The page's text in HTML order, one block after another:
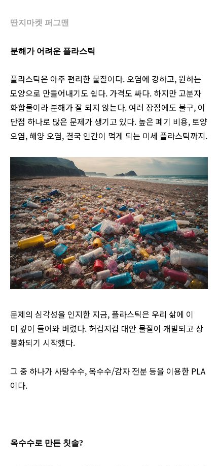
딴지마켓 퍼그맨
분해가 어려운 플라스틱
플라스틱은 아주 편리한 물질이다. 오염에 강하고, 원하는
모양으로 만들어내기도 쉽다. 가격도 싸다. 하지만 고분자
화합물이라 분해가 잘 되지 않는다. 여러 장점에도 불구, 이
단점 하나로 많은 문제가 생기고 있다. 높은 폐기 비용, 토양
오염, 해양 오염, 결국 인간이 먹게 되는 미세 플라스틱까지.
문제의 심각성을 인지한 지금, 플라스틱은 우리 삶에 이
미 깊이 들어와 버렸다. 허겁지겁 대안 물질이 개발되고 상
품화되기 시작했다.
그 중 하나가 사탕수수, 옥수수/감자 전분 등을 이용한 PLA
이다.
옥수수로 만든 칫솔?